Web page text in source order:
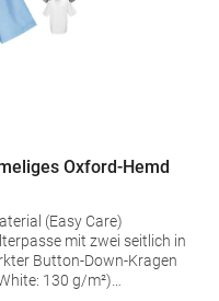
Oxford-Hemd
130 g/m²)